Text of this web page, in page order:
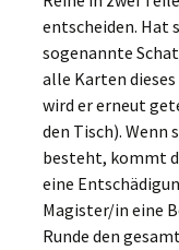
entscheiden. Hat
sogenannte
alle Karten
wird er erneut
den Tisch). Wenn
besteht, kommt
eine
Magister/in eine
Runde den